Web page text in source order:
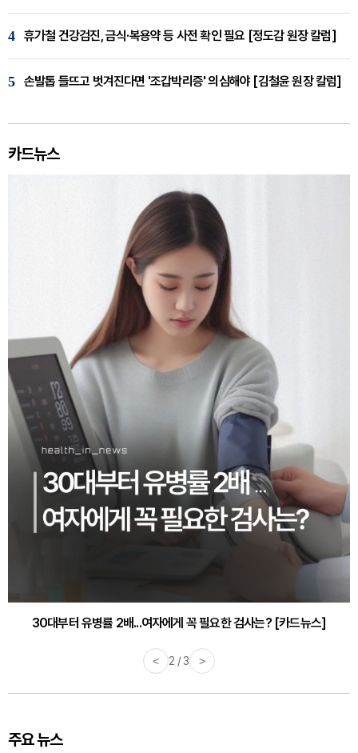
4 휴가철 건강검진, 금식·복용약 등 사전 확인 필요 [정도감 원장 칼럼]
5 손발톱 들뜨고 벗겨진다면 '조갑박리증' 의심해야 [김철윤 원장 칼럼]
카드뉴스
30대부터 유병률 2배...여자에게 꼭 필요한 검사는? [카드뉴스]
감기·독감 예방하고 면역력 높이는 4가지 영양제 [카드뉴스]
< 2 / 3 >
주요 뉴스